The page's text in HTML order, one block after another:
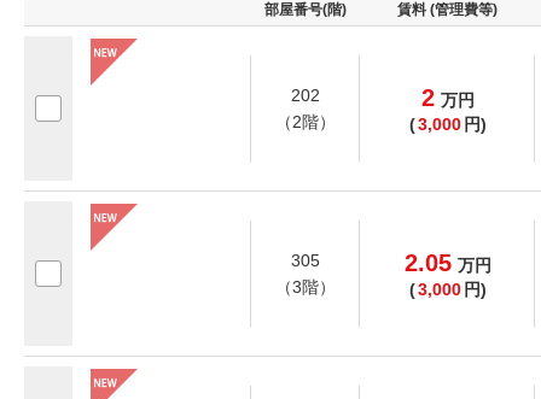
部屋番号(階) 賃料 (管理費等)
202
（2階）
2 万円
(3,000 円)
305
（3階）
2.05 万円
(3,000 円)